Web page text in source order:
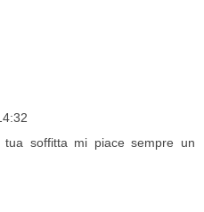
soffitta mi piace sempre un